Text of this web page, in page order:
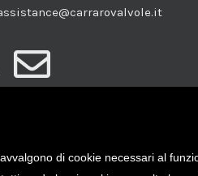
di cookie necessari al